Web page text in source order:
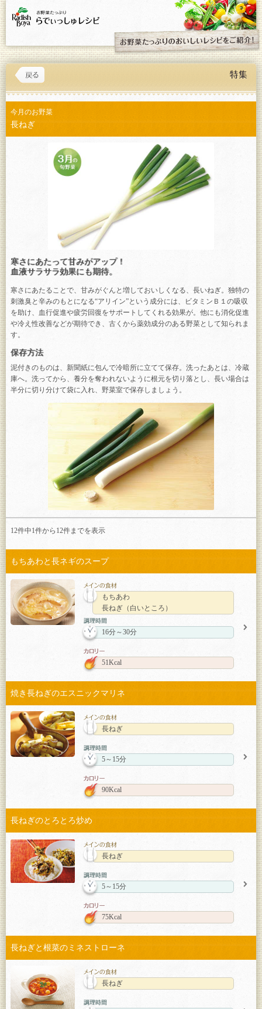
今月のお野菜
長ねぎ
寒さにあたって甘みがアップ！
血液サラサラ効果にも期待。
寒さにあたることで、甘みがぐんと増しておいしくなる、長いねぎ。独特の
刺激臭と辛みのもとになる“アリイン”という成分には、ビタミンＢ１の吸収
を助け、血行促進や疲労回復をサポートしてくれる効果が。他にも消化促進
や冷え性改善などが期待でき、古くから薬効成分のある野菜として知られま
す。
保存方法
泥付きのものは、新聞紙に包んで冷暗所に立てて保存。洗ったあとは、冷蔵
庫へ。洗ってから、養分を奪われないように根元を切り落とし、長い場合は
半分に切り分けて袋に入れ、野菜室で保存しましょう。
12件中1件から 12件までを表示
もちあわと長ネギのスープ
もちあわ
長ねぎ（白いところ）
16分～30分
51Kcal
焼き長ねぎのエスニックマリネ
長ねぎ
5～15分
90Kcal
長ねぎのとろとろ炒め
長ねぎ
5～15分
75Kcal
長ねぎと根菜のミネストローネ
長ねぎ